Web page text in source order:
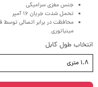
جنس مغزی سرامیکی
تحمل شدت جریان 16 آمپر
محافظت در برابر اتصالی توسط
مینیاتوری
انتخاب طول کابل
1.8 متری